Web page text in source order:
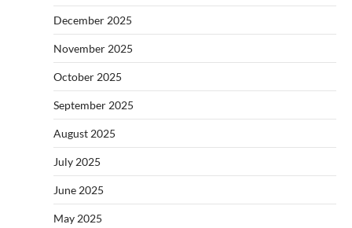
December 2025
November 2025
October 2025
September 2025
August 2025
July 2025
June 2025
May 2025